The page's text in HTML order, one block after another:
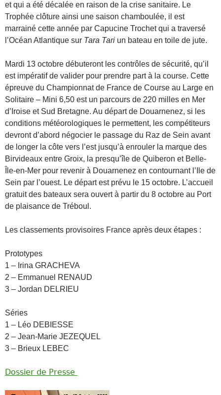
et qui a été décalée en raison de la crise sanitaire. Le
Trophée clôture ainsi une saison chamboulée, il est
marrainé cette année par Capucine Trochet qui a traversé
l’Océan Atlantique sur Tara Tari un bateau en toile de jute.
Mardi 13 octobre débuteront les contrôles de sécurité, qu’il
est impératif de valider pour prendre part à la course. Cette
épreuve du Championnat de France de Course au Large en
Solitaire – Mini 6,50 est un parcours de 220 milles en Mer
d’Iroise et Sud Bretagne. Au départ de Douarnenez, si les
conditions météorologiques le permettent, les compétiteurs
devront d’abord négocier le passage du Raz de Sein avant
de longer la côte vers l’est jusqu’à enrouler la marque des
Birvideaux entre Groix, la presqu’île de Quiberon et Belle-
Île-en-Mer pour revenir à Douarnenez en contournant l’Ile de
Sein par l’ouest. Le départ est prévu le 15 octobre. L’accueil
gratuit des bateaux sera ouvert à partir du 8 octobre au Port
de plaisance de Tréboul.
Les classements provisoires France après deux étapes :
Prototypes
1 – Irina GRACHEVA
2 – Emmanuel RENAUD
3 – Jordan DELRIEU
Séries
1 – Léo DEBIESSE
2 – Jean-Marie JEZEQUEL
3 – Brieux LEBEC
Dossier de Presse